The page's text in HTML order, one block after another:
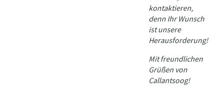
kontaktieren,
denn Ihr Wunsch
ist unsere
Herausforderung!
Mit freundlichen
Grüßen von
Callantsoog!